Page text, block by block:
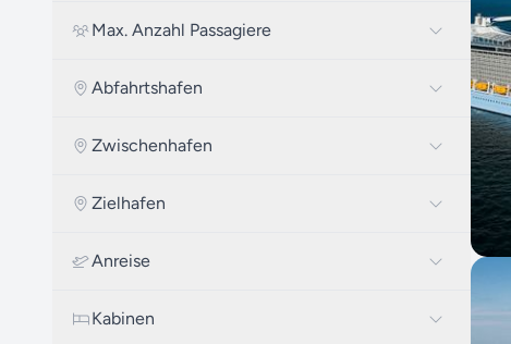
Max. Anzahl Passagiere
Abfahrtshafen
Zwischenhafen
Zielhafen
Anreise
Kabinen